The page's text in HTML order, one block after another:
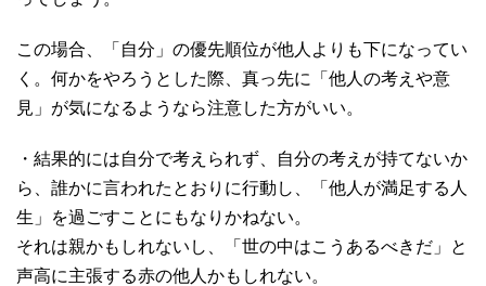
この場合、「自分」の優先順位が他人よりも下になってい
く。何かをやろうとした際、真っ先に「他人の考えや意
見」が気になるようなら注意した方がいい。
・結果的には自分で考えられず、自分の考えが持てないか
ら、誰かに言われたとおりに行動し、「他人が満足する人
生」を過ごすことにもなりかねない。
それは親かもしれないし、「世の中はこうあるべきだ」と
声高に主張する赤の他人かもしれない。